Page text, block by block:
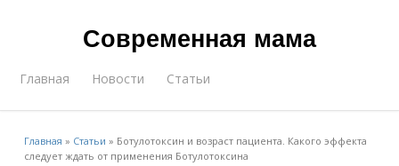
Современная мама
Главная Новости Статьи
Главная » Статьи » Ботулотоксин и возраст пациента. Какого эффекта
следует ждать от применения Ботулотоксина